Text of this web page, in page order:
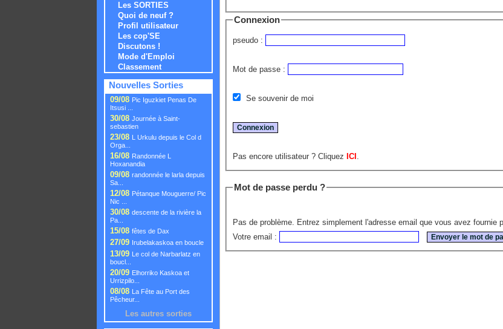
Les SORTIES
Quoi de neuf ?
Profil utilisateur
Les cop'SE
Discutons !
Mode d'Emploi
Classement
Nouvelles Sorties
09/08 Pic Iguzkiet Penas De
Itsusi ...
30/08 Journée à Saint-
sebastien
23/08 L Urkulu depuis le Col d
Orga...
16/08 Randonnée L
Hoxanandia
09/08 randonnée le larla depuis
Sa...
12/08 Pétanque Mouguerre/ Pic
Nic ...
30/08 descente de la rivière la
Pa...
15/08 fêtes de Dax
27/09 Irubelakaskoa en boucle
13/09 Le col de Narbarlatz en
boucl...
20/09 Elhorriko Kaskoa et
Urrizpilo...
08/08 La Fête au Port des
Pêcheur...
Les autres sorties
Connexion
pseudo :
Mot de passe :
Se souvenir de moi
Pas encore utilisateur ? Cliquez ICI
Mot de passe perdu ?
Pas de problème. Entrez simplement l'adresse email que vous avez fournie
Votre email :